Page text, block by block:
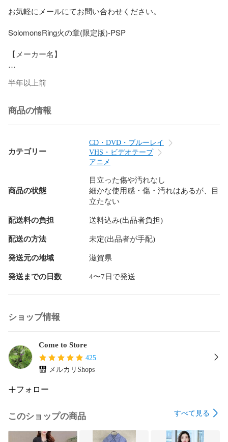
お気軽にメールにてお問い合わせください。
SolomonsRing火の章(限定版)-PSP
【メーカー名】
【ブランド名】
SolomonsRing火の章(限定版)-PSP
・中古品（ユーズド品）について
商品画像はイメージです。中古という特性上、使用に影響な
い程度の使用感・経年劣化（傷、汚れなど）がある場合がご
ざいます。
なります。
商品名に『初回』、『限定』、『〇〇付き』等の記載がござ
いましても、特典・付属品・保証等は原則付属しておりませ
付属品や消耗品に保証はございません。
当店では初期不良に限り、商品到着から7日間は返品を受付け
ております。
注文後の購入者様都合によるキャンセル・返品はお受けして
半年以上前
商品の情報
カテゴリー
CD・DVD・ブルーレイ
VHS・ビデオテープ
アニメ
商品の状態
目立った傷や汚れなし
細かな使用感・傷・汚れはあるが、目
立たない
配送料の負担 送料込み(出品者負担)
配送の方法 未定(出品者が手配)
発送元の地域 滋賀県
発送までの日数 4〜7日で発送
ショップ情報
Come to Store
425
メルカリShops
フォロー
このショップの商品 すべて見る